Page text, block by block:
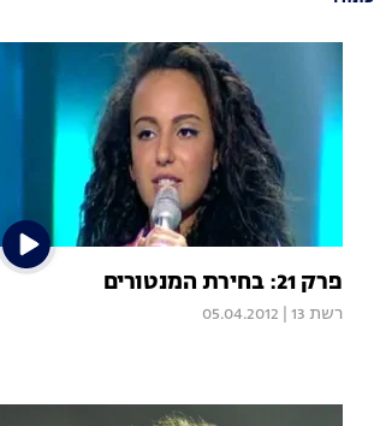
פרק 21: בחירת המנטורים
רשת 13 05.04.2012